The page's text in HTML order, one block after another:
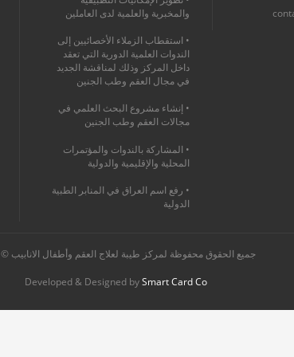
والمخبرية والعلمية لدى العاملين
• استقطاب الزملاء الأخصائيين إلى
الندوات العلمية الدورية التي تعقد
داخل المركز وذلك لمناقشة الجديد
في مجال العقم وطب الجنين
• إنشاء مشروع البحث العلمي في
مجالات العقم وطب الجنين
• المشاركة بالندوات والمؤتمرات
المحلية والإقليمية والدولية
• رفع اسم العراق في المنابر الطبية
الدولية
جميع الحقوق محفوظة لمركز طيبة لعلاج العقم وأطفال الانابيب © 2026
Developed & Designed bySmart Card Co